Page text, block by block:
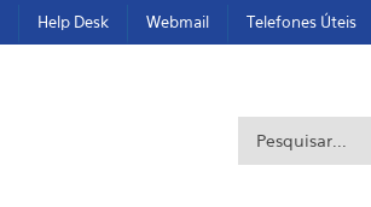
Help Desk Webmail Telefones Úteis